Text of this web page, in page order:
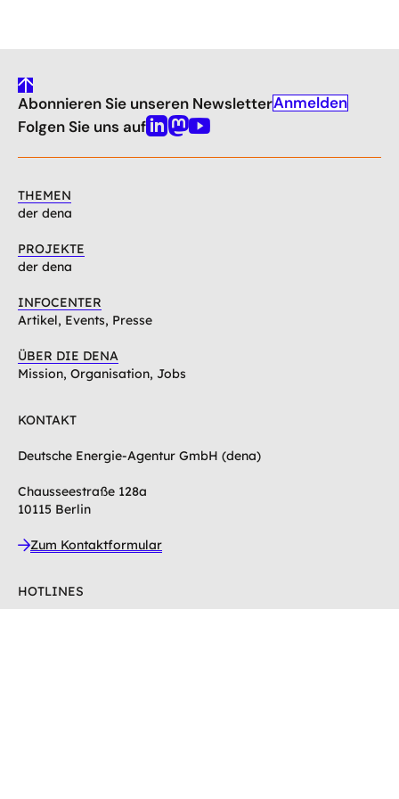
gehe
nach
oben
Abonnieren Sie unseren NewsletterAnmelden
Folgen Sie uns aufLinkedin
Mastodon
Youtube
THEMEN
der dena
PROJEKTE
der dena
INFOCENTER
Artikel, Events, Presse
ÜBER DIE DENA
Mission, Organisation, Jobs
KONTAKT
Deutsche Energie-Agentur GmbH (dena)
Chausseestraße 128a
10115 Berlin
Zum Kontaktformular
HOTLINES